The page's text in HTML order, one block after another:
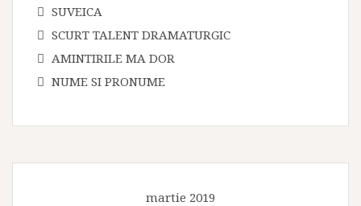
SUVEICA
SCURT TALENT DRAMATURGIC
AMINTIRILE MA DOR
NUME SI PRONUME
martie 2019